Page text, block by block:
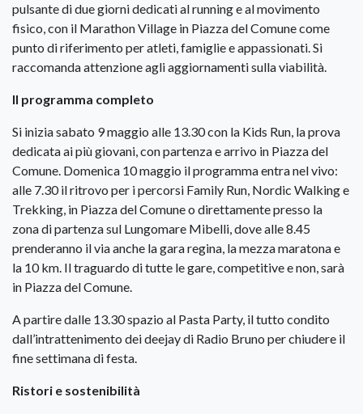
pulsante di due giorni dedicati al running e al movimento
fisico, con il Marathon Village in Piazza del Comune come
punto di riferimento per atleti, famiglie e appassionati. Si
raccomanda attenzione agli aggiornamenti sulla viabilità.
Il programma completo
Si inizia sabato 9 maggio alle 13.30 con la Kids Run, la prova
dedicata ai più giovani, con partenza e arrivo in Piazza del
Comune. Domenica 10 maggio il programma entra nel vivo:
alle 7.30 il ritrovo per i percorsi Family Run, Nordic Walking e
Trekking, in Piazza del Comune o direttamente presso la
zona di partenza sul Lungomare Mibelli, dove alle 8.45
prenderanno il via anche la gara regina, la mezza maratona e
la 10 km. Il traguardo di tutte le gare, competitive e non, sarà
in Piazza del Comune.
A partire dalle 13.30 spazio al Pasta Party, il tutto condito
dall’intrattenimento dei deejay di Radio Bruno per chiudere il
fine settimana di festa.
Ristori e sostenibilità